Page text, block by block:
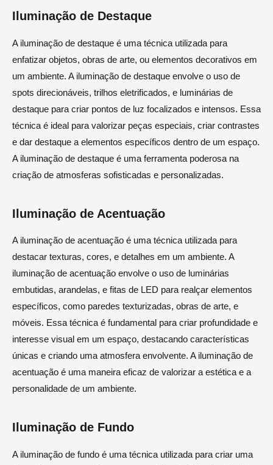
Iluminação de Destaque
A iluminação de destaque é uma técnica utilizada para
enfatizar objetos, obras de arte, ou elementos decorativos em
um ambiente. A iluminação de destaque envolve o uso de
spots direcionáveis, trilhos eletrificados, e luminárias de
destaque para criar pontos de luz focalizados e intensos. Essa
técnica é ideal para valorizar peças especiais, criar contrastes
e dar destaque a elementos específicos dentro de um espaço.
A iluminação de destaque é uma ferramenta poderosa na
criação de atmosferas sofisticadas e personalizadas.
Iluminação de Acentuação
A iluminação de acentuação é uma técnica utilizada para
destacar texturas, cores, e detalhes em um ambiente. A
iluminação de acentuação envolve o uso de luminárias
embutidas, arandelas, e fitas de LED para realçar elementos
específicos, como paredes texturizadas, obras de arte, e
móveis. Essa técnica é fundamental para criar profundidade e
interesse visual em um espaço, destacando características
únicas e criando uma atmosfera envolvente. A iluminação de
acentuação é uma maneira eficaz de valorizar a estética e a
personalidade de um ambiente.
Iluminação de Fundo
A iluminação de fundo é uma técnica utilizada para criar uma